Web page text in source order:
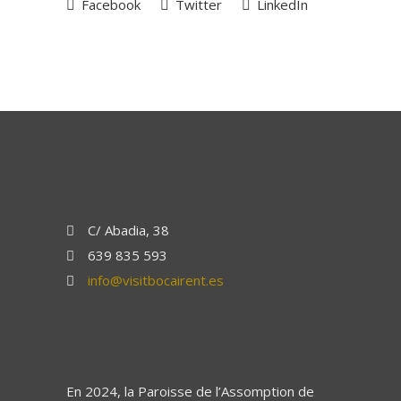
Facebook Twitter LinkedIn
C/ Abadia, 38
639 835 593
info@visitbocairent.es
En 2024, la Paroisse de l’Assomption de